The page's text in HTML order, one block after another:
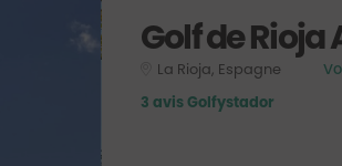
Golf de Rioja
La Rioja, Espagne
3 avis Golfystador